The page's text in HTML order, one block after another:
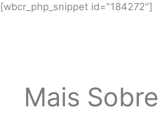
[wbcr_php_snippet id="184272"]
Mais Sobre